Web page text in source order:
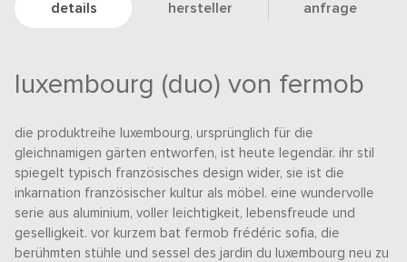
details hersteller anfrage
luxembourg (duo) von fermob
die produktreihe luxembourg, ursprünglich für die
gleichnamigen gärten entworfen, ist heute legendär. ihr stil
spiegelt typisch französisches design wider, sie ist die
inkarnation französischer kultur als möbel. eine wundervolle
serie aus aluminium, voller leichtigkeit, lebensfreude und
geselligkeit. vor kurzem bat fermob frédéric sofia, die
berühmten stühle und sessel des jardin du luxembourg neu zu